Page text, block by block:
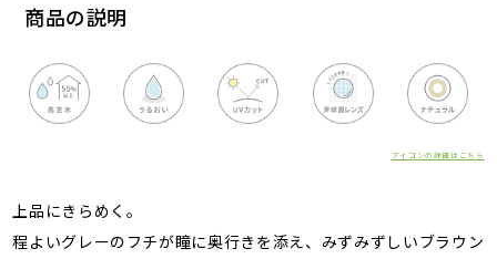
商品の説明
アイコンの詳細はこちら
上品にきらめく。
程よいグレーのフチが瞳に奥行きを添え、みずみずしいブラウン